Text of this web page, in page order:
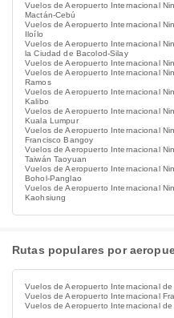
Vuelos de Aeropuerto Internacional
Mactán-Cebú
Vuelos de Aeropuerto Internacional
Iloílo
Vuelos de Aeropuerto Internacional
la Ciudad de Bacolod-Silay
Vuelos de Aeropuerto Internacional
Vuelos de Aeropuerto Internacional
Ramos​​
Vuelos de Aeropuerto Internacional
Kalibo
Vuelos de Aeropuerto Internacional
Kuala Lumpur
Vuelos de Aeropuerto Internacional
Francisco Bangoy
Vuelos de Aeropuerto Internacional
Taiwán Taoyuan
Vuelos de Aeropuerto Internacional
Bohol-Panglao
Vuelos de Aeropuerto Internacional
Kaohsiung
Rutas populares por
Vuelos de Aeropuerto Internacional
Vuelos de Aeropuerto Internacional
Vuelos de Aeropuerto Internacional